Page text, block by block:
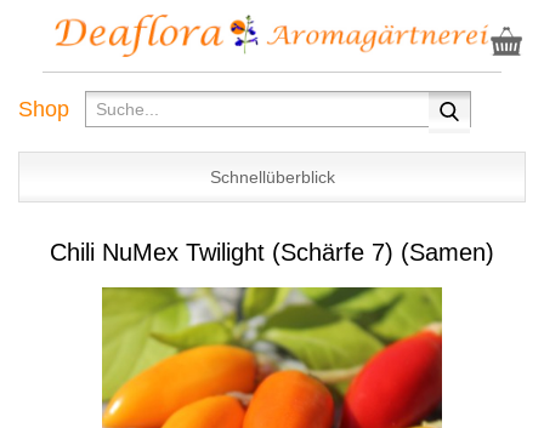
Shop
Schnellüberblick
Chili NuMex Twilight (Schärfe 7) (Samen)